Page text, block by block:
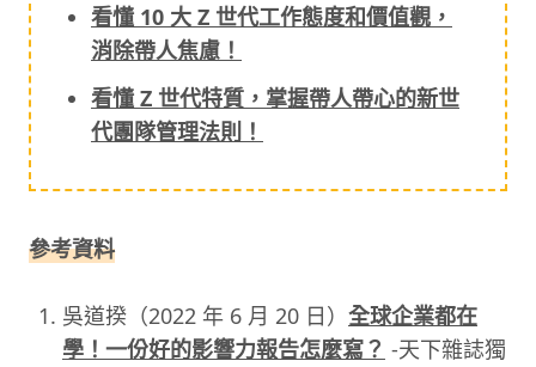
看懂 10 大 Z 世代工作態度和價值觀，
消除帶人焦慮！
看懂 Z 世代特質，掌握帶人帶心的新世
代團隊管理法則！
參考資料
吳道揆（2022 年 6 月 20 日） 全球企業都在
學！一份好的影響力報告怎麼寫？ -天下雜誌獨